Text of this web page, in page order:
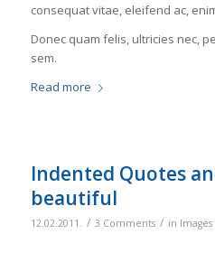
consequat vitae, eleifend ac,
Donec quam felis, ultricies nec,
sem.
Read more
Indented Quotes
beautiful
12.02.2011. / 3 Comments / in Images